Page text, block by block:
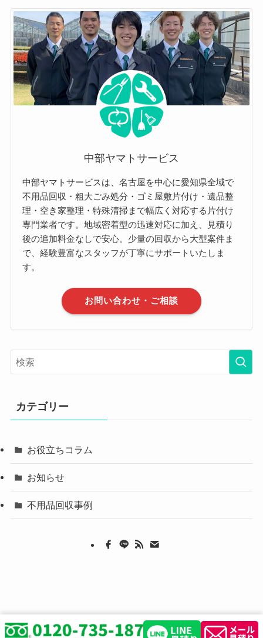
中部ヤマトサービス
中部ヤマトサービスは、名古屋を中心に愛知県全域で
不用品回収・粗大ごみ処分・ゴミ屋敷片付け・遺品整
理・空き家整理・特殊清掃まで幅広く対応する片付け
専門業者です。地域密着型の迅速対応に加え、見積り
後の追加料金なしで安心。少量の回収から大型案件ま
で、経験豊富なスタッフが丁寧にサポートいたしま
す。
お問い合わせ・ご相談
カテゴリー
お役立ちコラム
お知らせ
不用品回収事例